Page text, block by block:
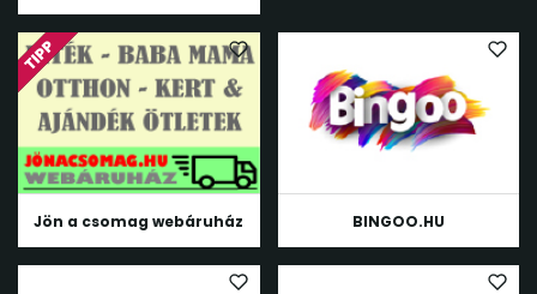
Jön a csomag webáruház BINGOO.HU